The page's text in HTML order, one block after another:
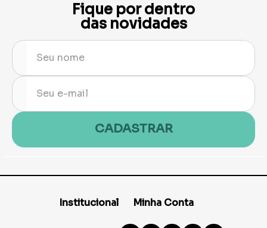
Fique por dentro
das novidades
CADASTRAR
Institucional Minha Conta